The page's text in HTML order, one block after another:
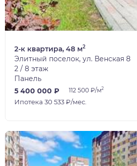
1/7
2-к квартира, 48 м2
Элитный поселок, ул. Венская 8
2 / 8 этаж
Панель
5 400 000 ₽
112 500 ₽/м2
Ипотека 30 533 ₽/мес.